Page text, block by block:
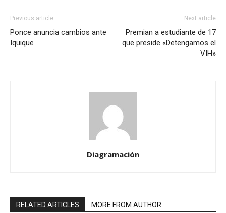
Previous article
Ponce anuncia cambios ante
Iquique
Next article
Premian a estudiante de 17
que preside «Detengamos el
VIH»
Diagramación
RELATED ARTICLES MORE FROM AUTHOR